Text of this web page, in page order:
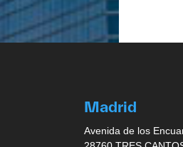
Madrid
Avenida de los